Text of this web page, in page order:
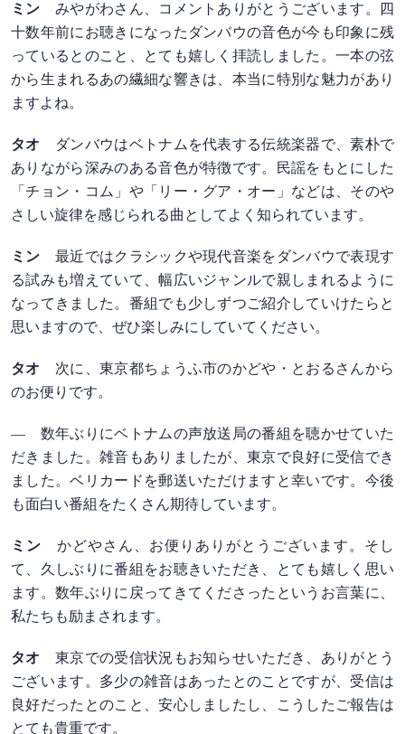
ミン みやがわさん、コメントありがとうございます。四
十数年前にお聴きになったダンバウの音色が今も印象に残
っているとのこと、とても嬉しく拝読しました。一本の弦
から生まれるあの繊細な響きは、本当に特別な魅力があり
ますよね。
タオ
ダンバウはベトナムを代表する伝統楽器で、素朴で
ありながら深みのある音色が特徴です。民謡をもとにした
「チョン・コム」や「リー・グア・オー」などは、そのや
さしい旋律を感じられる曲としてよく知られています。
ミン 最近ではクラシックや現代音楽をダンバウで表現す
る試みも増えていて、幅広いジャンルで親しまれるように
なってきました。番組でも少しずつご紹介していけたらと
思いますので、ぜひ楽しみにしていてください。
タオ 次に、東京都ちょうふ市のかどや・とおるさんから
のお便りです。
― 数年ぶりにベトナムの声放送局の番組を聴かせていた
だきました。雑音もありましたが、東京で良好に受信でき
ました。ベリカードを郵送いただけますと幸いです。今後
も面白い番組をたくさん期待しています。
ミン かどやさん、お便りありがとうございます。そし
て、久しぶりに番組をお聴きいただき、とても嬉しく思い
ます。数年ぶりに戻ってきてくださったというお言葉に、
私たちも励まされます。
タオ 東京での受信状況もお知らせいただき、ありがとう
ございます。多少の雑音はあったとのことですが、受信は
良好だったとのこと、安心しましたし、こうしたご報告は
とても貴重です。